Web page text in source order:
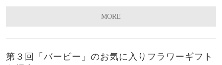
MORE
第３回「バービー」のお気に入りフラワーギフト